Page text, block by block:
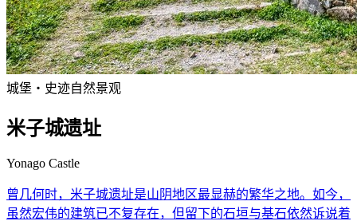
城堡・史迹自然景观
米子城遗址
Yonago Castle
曾几何时，米子城遗址是山阴地区最显赫的繁华之地。如今，
虽然宏伟的建筑已不复存在，但留下的石垣与基石依然诉说着